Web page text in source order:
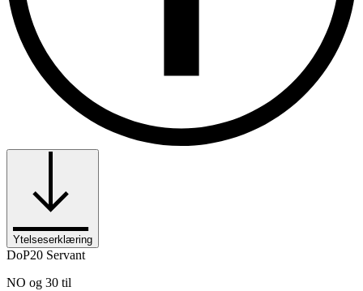
Ytelseserklæring
DoP20 Servant
NO og 30 til